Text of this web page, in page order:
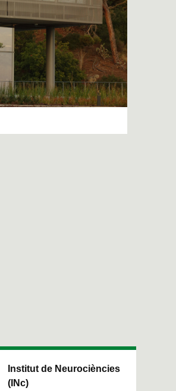
Institut de Neurociències
(INc)